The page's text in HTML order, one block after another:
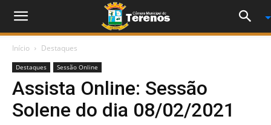
Início Destaques
Destaques Sessão Online
Assista Online: Sessão
Solene do dia 08/02/2021